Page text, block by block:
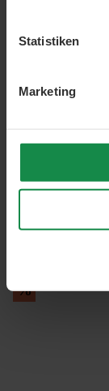
Statistiken
Marketing
%